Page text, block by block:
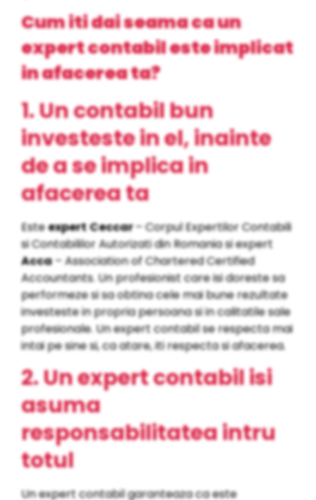
Cum iti dai seama ca un
expert contabil este implicat
in afacerea ta?
1. Un contabil bun
investeste in el, inainte
de a se implica in
afacerea ta
EsteexpertCeccar– Corpul Expertilor Contabili
si Contabililor Autorizati din Romania si expert
Acca– Association of Chartered Certified
Accountants. Un profesionist care isi doreste sa
performeze si sa obtina cele mai bune rezultate
investeste in propria persoana si in calitatile sale
profesionale. Un expert contabil se respecta mai
intai pe sine si, ca atare, iti respecta si afacerea.
2. Un expert contabil isi
asuma
responsabilitatea intru
totul
Un expert contabil garanteaza ca este